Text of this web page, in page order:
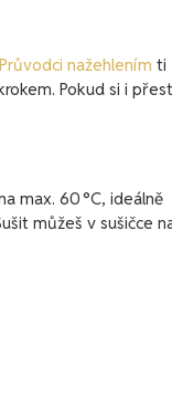
Průvodci nažehlením ti
Pokud si i
max. 60 °C, ideálně
můžeš v sušičce